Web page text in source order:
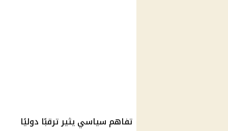
تفاهم سياسي يثير ترقبًا دوليًا